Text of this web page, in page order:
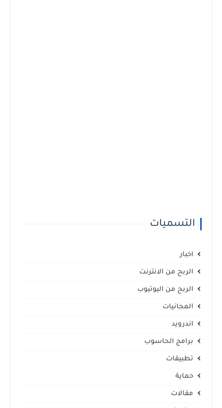
التسميات
اخبار
الربح من الانترنت
الربح من اليوتيوب
المجانيات
اندرويد
برامج الحاسوب
تطبيقات
حماية
مقالات